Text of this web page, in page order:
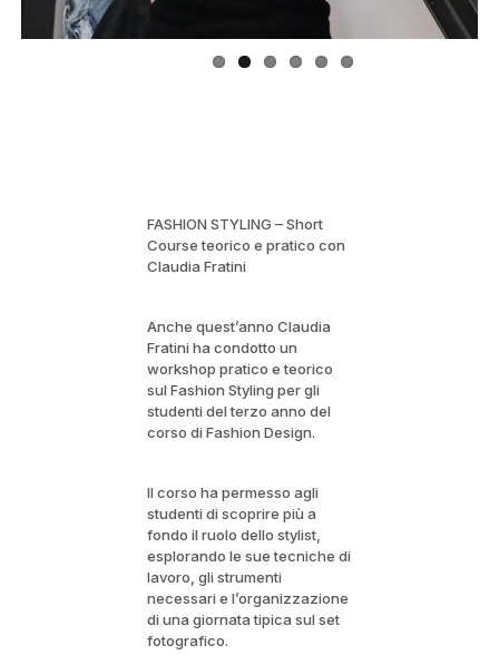
FASHION STYLING – Short
Course teorico e pratico con
Claudia Fratini
Anche quest’anno Claudia
Fratini ha condotto un
workshop pratico e teorico
sul Fashion Styling per gli
studenti del terzo anno del
corso di Fashion Design.
Il corso ha permesso agli
studenti di scoprire più a
fondo il ruolo dello stylist,
esplorando le sue tecniche di
lavoro, gli strumenti
necessari e l’organizzazione
di una giornata tipica sul set
fotografico.